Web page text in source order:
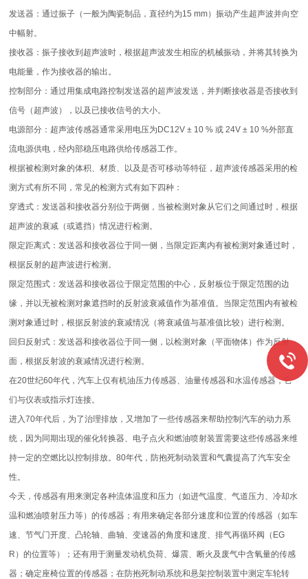
发送器：通过振子（一般为陶瓷制品，直径约为15 mm）振动产生超声波并向空
中幅射。
接收器：振子接收到超声波时，根据超声波发生相应的机械振动，并将其转换为
电能量，作为接收器的输出。
控制部分：通过用集成电路控制发送器的超声波发送，并判断接收器是否接收到
信号（超声波），以及已接收信号的大小。
电源部分：超声波传感器通常采用电压为DC12V ± 10 % 或 24V ± 10 %外部直
流电源供电，经内部稳压电路供给传感器工作。
根据被检测对象的体积、材质、以及是否可移动等特征，超声波传感器采用的检
测方式有所不同，常见的检测方式有如下四种：
穿透式：发送器和接收器分别位于两侧，当被检测对象从它们之间通过时，根据
超声波的衰减（或遮挡）情况进行检测。
限定距离式：发送器和接收器位于同一侧，当限定距离内有被检测对象通过时，
根据反射的超声波进行检测。
限定范围式：发送器和接收器位于限定范围的中心，反射板位于限定范围的边
缘，并以无被检测对象遮挡时的反射波衰减值作为基准值。当限定范围内有被检
测对象通过时，根据反射波的衰减情况（将衰减值与基准值比较）进行检测。
回归反射式：发送器和接收器位于同一侧，以检测对象（平面物体）作为反射
面，根据反射波的衰减情况进行检测。
在20世纪60年代，汽车上仅有机油压力传感器、油量传感器和水温传感器，它
们与仪表或指示灯连接。
进入70年代后，为了治理排放，又增加了一些传感器来帮助控制汽车的动力系
统，因为同期出现的催化转换器、电子点火和燃油喷射装置需要这些传感器来维
持一定的空燃比以控制排放。80年代，防抱死制动装置和气囊提高了汽车安全
性。
今天，传感器有用来测定各种流体温度和压力（如进气温度、气道压力、冷却水
温和燃油喷射压力等）的传感器；有用来确定各部分速度和位置的传感器（如车
速、节气门开度、凸轮轴、曲轴、变速器的角度和速度、排气再循环阀（EG
R）的位置等）；还有用于测量发动机负荷、爆震、断火及废气中含氧量的传感
器；确定座椅位置的传感器；在防抱死制动系统和悬架控制装置中测定车轮转